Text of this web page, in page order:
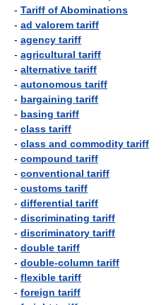
- Tariff of Abominations
- ad valorem tariff
- agency tariff
- agricultural tariff
- alternative tariff
- autonomous tariff
- bargaining tariff
- basing tariff
- class tariff
- class and commodity tariff
- compound tariff
- conventional tariff
- customs tariff
- differential tariff
- discriminating tariff
- discriminatory tariff
- double tariff
- double-column tariff
- flexible tariff
- foreign tariff